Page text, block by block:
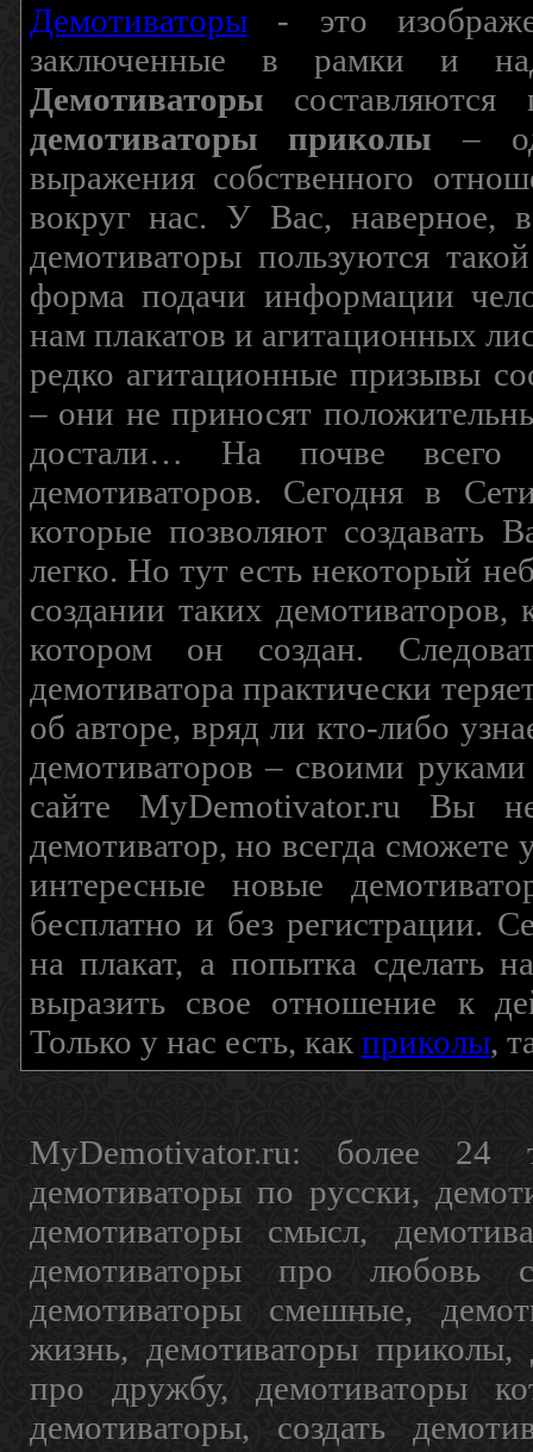
Демотиваторы- это
заключенные в рамки и
Демотиваторы составляются
демотиваторы приколы –
выражения собственного
вокруг нас. У Вас, наверное,
демотиваторы пользуются
форма подачи информации
нам плакатов и агитационных
редко агитационные призывы
– они не приносят
достали… На почве всего
демотиваторов. Сегодня в
которые позволяют создавать
легко. Но тут есть некоторый
создании таких
котором он создан.
демотиватора практически
об авторе, вряд ли кто-либо
демотиваторов – своими
сайте MyDemotivator.ru Вы
демотиватор, но всегда сможете
интересные новые
бесплатно и без регистрации.
на плакат, а попытка
выразить свое отношение к
Только у нас есть, как приколы,
MyDemotivator.ru: более 24
демотиваторы по русски,
демотиваторы смысл,
демотиваторы про любовь
демотиваторы смешные,
жизнь, демотиваторы приколы,
про дружбу, демотиваторы
демотиваторы, создать